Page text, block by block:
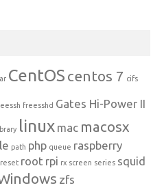
CentOS centos 7 cifs
freesshd Gates Hi-Power II
linux mac macosx
path php queue raspberry
reset root rpi rx screen series squid
zfs